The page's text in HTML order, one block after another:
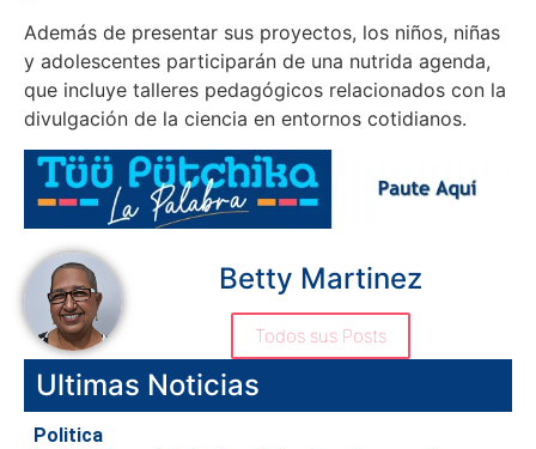
Además de presentar sus proyectos, los niños, niñas
y adolescentes participarán de una nutrida agenda,
que incluye talleres pedagógicos relacionados con la
divulgación de la ciencia en entornos cotidianos.
Betty Martinez
Todos sus Posts
Ultimas Noticias
Politica